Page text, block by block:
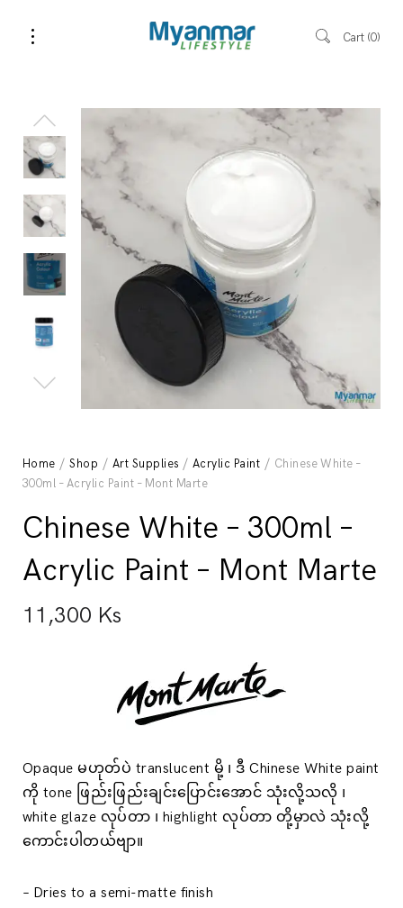
Cart 0
Home /Shop / Art Supplies / Acrylic Paint / Chinese White –
300ml – Acrylic Paint – Mont Marte
Chinese White – 300ml –
Acrylic Paint – Mont Marte
11,300 Ks
Opaque မဟုတ်ပဲ translucent မို့ ၊ ဒီ Chinese White paint
ကို tone ဖြည်းဖြည်းချင်းပြောင်းအောင် သုံးလို့သလို ၊
white glaze လုပ်တာ ၊ highlight လုပ်တာ တို့မှာလဲ သုံးလို့
ကောင်းပါတယ်ဗျာ။
– Dries to a semi-matte finish